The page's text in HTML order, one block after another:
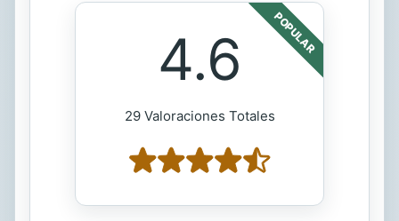
POPULAR
4.6
29 Valoraciones Totales